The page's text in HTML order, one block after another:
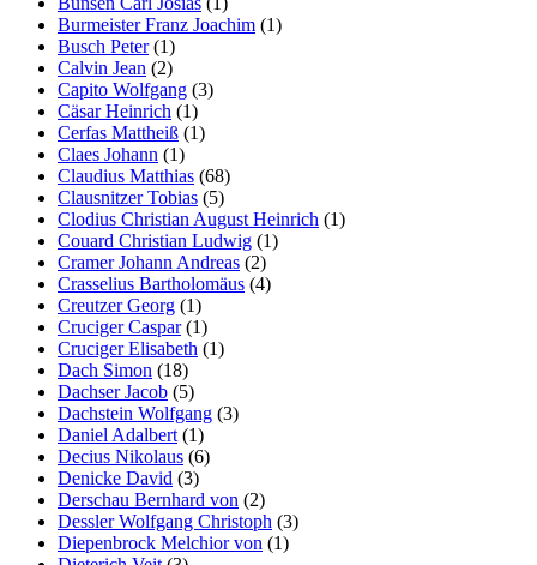
Burmeister Franz Joachim (1)
Busch Peter(1)
Calvin Jean (2)
Capito Wolfgang (3)
Cäsar Heinrich (1)
Cerfas Mattheiß (1)
Claes Johann (1)
Claudius Matthias (68)
Clausnitzer Tobias (5)
Clodius Christian August Heinrich (1)
Couard Christian Ludwig (1)
Cramer Johann Andreas (2)
Crasselius Bartholomäus (4)
Creutzer Georg (1)
Cruciger Caspar(1)
Cruciger Elisabeth (1)
Dach Simon (18)
Dachser Jacob (5)
Dachstein Wolfgang (3)
Daniel Adalbert (1)
Decius Nikolaus (6)
Denicke David (3)
Derschau Bernhard von (2)
Dessler Wolfgang Christoph (3)
Diepenbrock Melchior von (1)